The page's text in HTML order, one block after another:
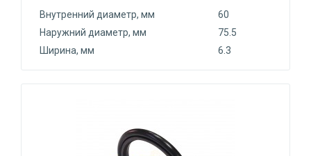
Внутренний диаметр, мм
60
Наружний диаметр, мм
75.5
Ширина, мм
6.3